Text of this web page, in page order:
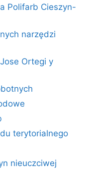
Polifarb Cieszyn-
narzędzi
Ortegi y
terytorialnego
nieuczciwej